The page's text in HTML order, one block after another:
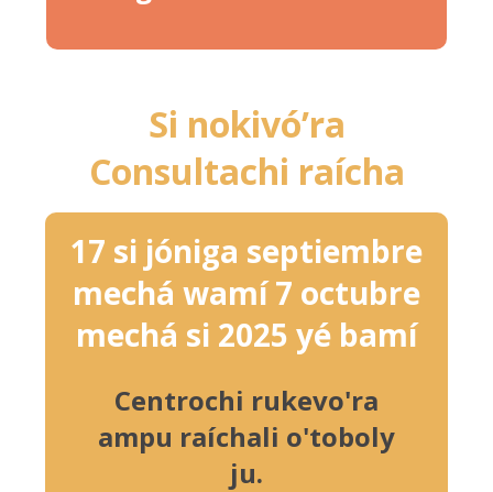
Si nokivó’ra
Consultachi raícha
17 si jóniga septiembre
mechá wamí 7 octubre
mechá si 2025 yé bamí
Centrochi rukevo'ra
ampu raíchali o'toboly
ju.